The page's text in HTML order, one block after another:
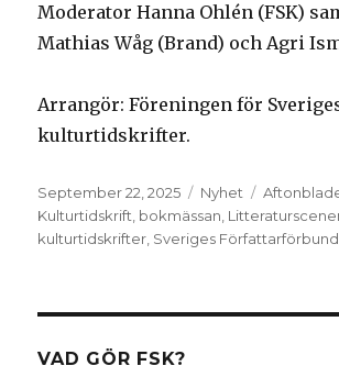
Moderator Hanna Ohlén (FSK)
Mathias Wåg (Brand) och Agri
Arrangör: Föreningen för
kulturtidskrifter.
Posted
on
September 22, 2025 Categories
Nyhet Tags
Kulturtidskrift bokmässan
kulturtidskrifter Sveriges Författarförbund
VAD GÖR FSK?